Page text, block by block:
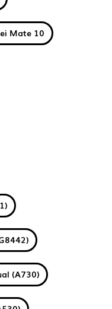
Mate 10
(A730)